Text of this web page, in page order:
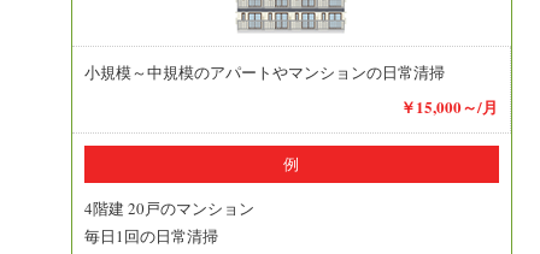
小規模～中規模のアパートやマンションの日常清掃
￥15,000～/月
例
4階建 20戸のマンション
毎日1回の日常清掃